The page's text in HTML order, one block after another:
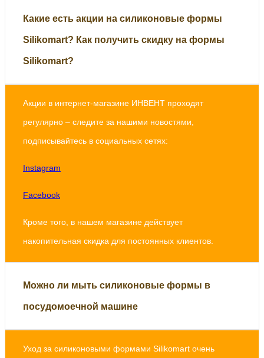
Какие есть акции на силиконовые формы
Silikomart? Как получить скидку на формы
Silikomart?
Акции в интернет-магазине ИНВЕНТ проходят
регулярно – следите за нашими новостями,
подписывайтесь в социальных сетях:
Instagram
Facebook
Кроме того, в нашем магазине действует
накопительная скидка для постоянных клиентов.
Можно ли мыть силиконовые формы в
посудомоечной машине
Уход за силиконовыми формами Silikomart очень